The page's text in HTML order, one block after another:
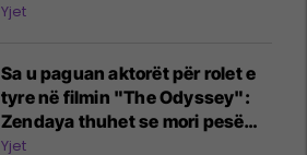
Yjet
Sa u paguan aktorët për rolet e
tyre në filmin "The Odyssey":
Zendaya thuhet se mori pesë
milionë dollarë për gjashtë
Yjet